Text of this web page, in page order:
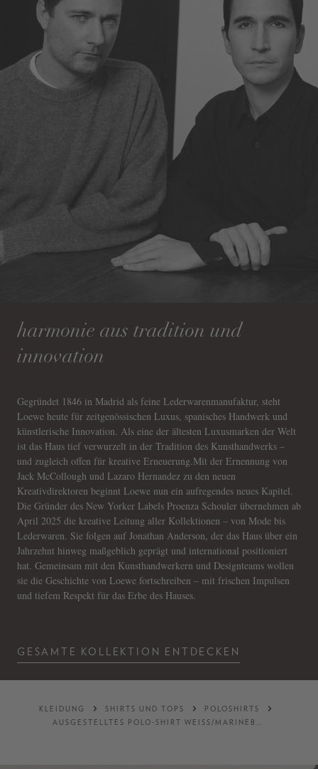
harmonie aus tradition und
innovation
Gegründet 1846 in Madrid als feine Lederwarenmanufaktur, steht
Loewe heute für zeitgenössischen Luxus, spanisches Handwerk und
künstlerische Innovation. Als eine der ältesten Luxusmarken der Welt
ist das Haus tief verwurzelt in der Tradition des Kunsthandwerks –
und zugleich offen für kreative Erneuerung.Mit der Ernennung von
Jack McCollough und Lazaro Hernandez zu den neuen
Kreativdirektoren beginnt Loewe nun ein aufregendes neues Kapitel.
Die Gründer des New Yorker Labels Proenza Schouler übernehmen ab
April 2025 die kreative Leitung aller Kollektionen – von Mode bis
Lederwaren. Sie folgen auf Jonathan Anderson, der das Haus über ein
Jahrzehnt hinweg maßgeblich geprägt und international positioniert
hat. Gemeinsam mit den Kunsthandwerkern und Designteams wollen
sie die Geschichte von Loewe fortschreiben – mit frischen Impulsen
und tiefem Respekt für das Erbe des Hauses.
GESAMTE KOLLEKTION ENTDECKEN
KLEIDUNG SHIRTS UND TOPS
POLOSHIRTS